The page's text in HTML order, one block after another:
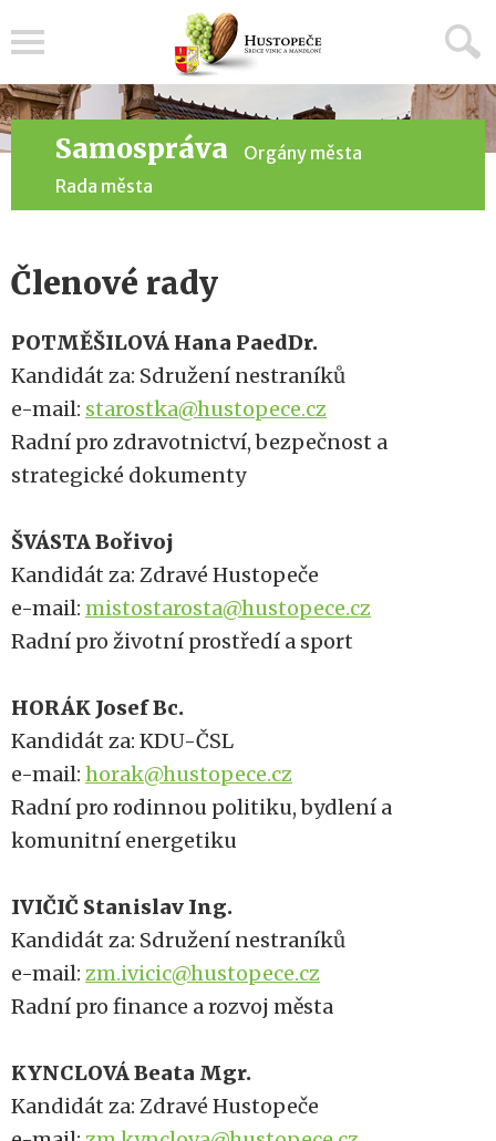
Samospráva
Orgány města
Rada města
Členové rady
POTMĚŠILOVÁ Hana PaedDr.
Kandidát za: Sdružení nestraníků
e-mail: starostka@hustopece.cz
Radní pro zdravotnictví, bezpečnost a
strategické dokumenty
ŠVÁSTA Bořivoj
Kandidát za: Zdravé Hustopeče
e-mail: mistostarosta@hustopece.cz
Radní pro životní prostředí a sport
HORÁK Josef Bc.
Kandidát za: KDU-ČSL
e-mail: horak@hustopece.cz
Radní pro rodinnou politiku, bydlení a
komunitní energetiku
IVIČIČ Stanislav Ing.
Kandidát za: Sdružení nestraníků
e-mail: zm.ivicic@hustopece.cz
Radní pro finance a rozvoj města
KYNCLOVÁ Beata Mgr.
Kandidát za: Zdravé Hustopeče